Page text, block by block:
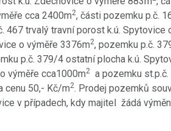
cca 2400m2, části pozemku p.č.
467 trvalý travní porost k.ú. Spytovice
o výměře 3376m2, pozemku p.č.
p.č. 379/4 ostatní plocha k.ú.
výměře cca1000m2
a pozemku
cenu 50,- Kč/m2. Prodej pozemků
v případech, kdy majitel žádá